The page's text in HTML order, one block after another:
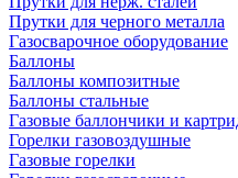
Прутки для черного металла
Газосварочное оборудование
Баллоны
Баллоны композитные
Баллоны стальные
Газовые баллончики и
Горелки газовоздушные
Газовые горелки